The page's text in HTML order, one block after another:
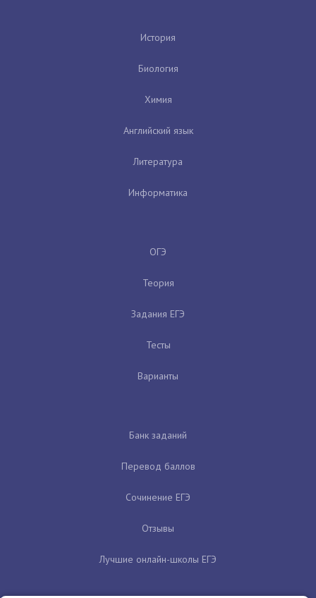
История
Биология
Химия
Английский язык
Литература
Информатика
ОГЭ
Теория
Задания ЕГЭ
Тесты
Варианты
Банк заданий
Перевод баллов
Сочинение ЕГЭ
Отзывы
Лучшие онлайн-школы ЕГЭ